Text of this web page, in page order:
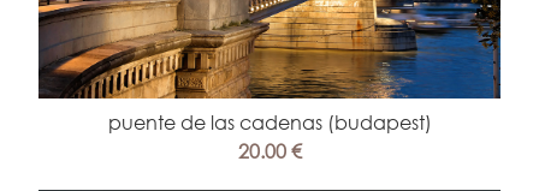
puente de las cadenas (budapest)
20.00 €